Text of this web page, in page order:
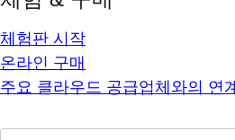
체험판 시작
온라인 구매
주요 클라우드 공급업체와의 연계